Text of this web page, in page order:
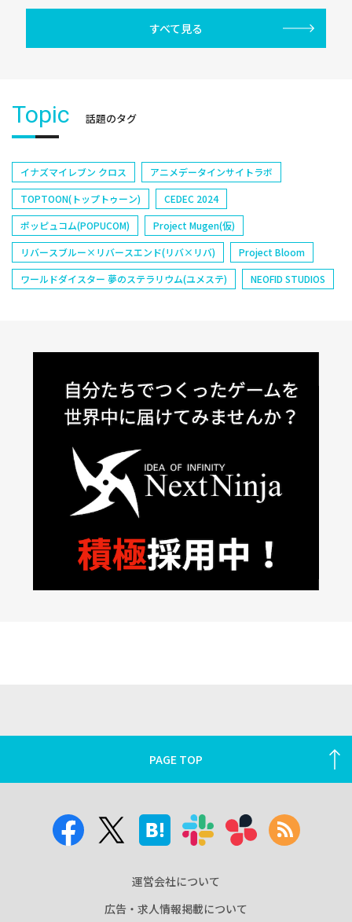
すべて見る
Topic 話題のタグ
イナズマイレブン クロス
アニメデータインサイトラボ
TOPTOON(トップトゥーン)
CEDEC 2024
ポッピュコム(POPUCOM)
Project Mugen(仮)
リバースブルー×リバースエンド(リバ×リバ)
Project Bloom
ワールドダイスター 夢のステラリウム(ユメステ)
NEOFID STUDIOS
PAGE TOP
運営会社について
広告・求人情報掲載について